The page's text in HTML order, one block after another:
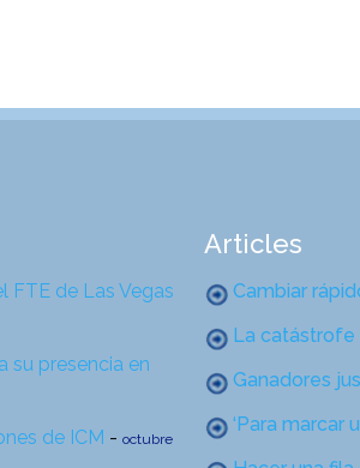
FTE de Las Vegas
su presencia en
de ICM - octubre
Articles
Cambiar
La catástrofe
Ganadores
‘Para marcar